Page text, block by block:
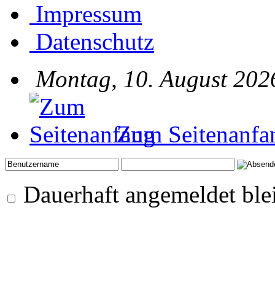
Impressum
Datenschutz
Montag, 10. August
Zum
Dauerhaft angemeldet